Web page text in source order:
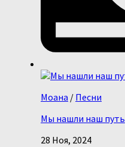
Моана / Песни
Мы нашли наш путь
28 Ноя, 2024